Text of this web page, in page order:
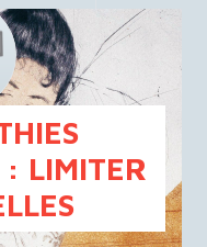
FR NL
: LIMITER